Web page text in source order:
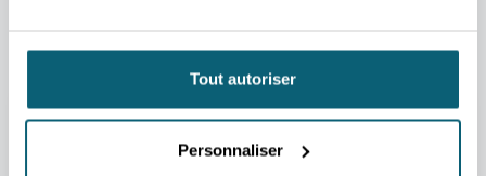
Tout autoriser
Personnaliser